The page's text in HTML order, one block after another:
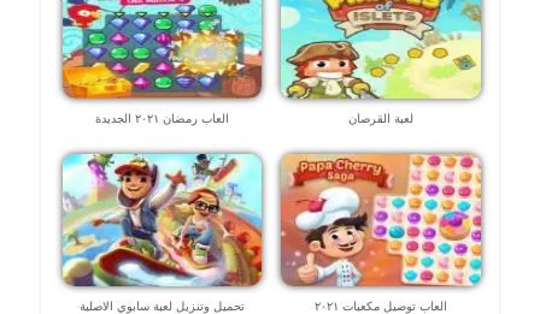
لعبة القرصان العاب رمضان ٢٠٢١ الجديدة
العاب توصيل مكعبات ٢٠٢١ تحميل وتنزيل لعبة سابوي الاصلية